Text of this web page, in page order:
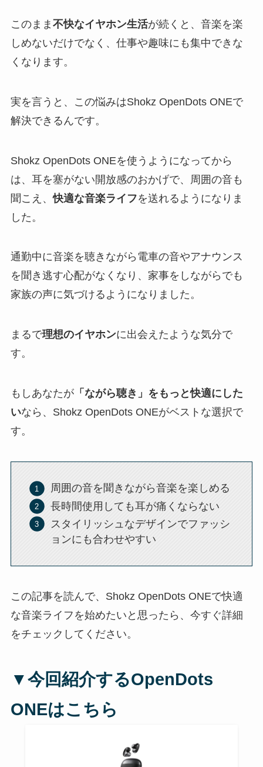
このまま 不快なイヤホン生活が続くと、音楽を楽
しめないだけでなく、仕事や趣味にも集中できな
くなります。
実を言うと、この悩みはShokz OpenDots ONEで
解決できるんです。
Shokz OpenDots ONEを使うようになってから
は、耳を塞がない開放感のおかげで、周囲の音も
聞こえ、快適な音楽ライフを送れるようになりま
した。
通勤中に音楽を聴きながら電車の音やアナウンス
を聞き逃す心配がなくなり、家事をしながらでも
家族の声に気づけるようになりました。
まるで理想のイヤホンに出会えたような気分で
す。
もしあなたが「ながら聴き」をもっと快適にした
いなら、Shokz OpenDots ONEがベストな選択で
す。
周囲の音を聞きながら音楽を楽しめる
長時間使用しても耳が痛くならない
スタイリッシュなデザインでファッシ
ョンにも合わせやすい
この記事を読んで、Shokz OpenDots ONEで快適
な音楽ライフを始めたいと思ったら、今すぐ詳細
をチェックしてください。
▼今回紹介するOpenDots
ONEはこちら